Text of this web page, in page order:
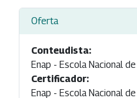
Oferta
Conteudista:
Enap - Escola Nacional
Certificador:
Enap - Escola Nacional